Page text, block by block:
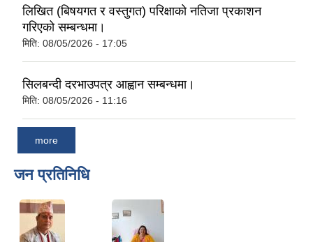
लिखित (बिषयगत र वस्तुगत) परिक्षाको नतिजा प्रकाशन
गरिएको सम्बन्धमा।
मिति: 08/05/2026 - 17:05
सिलबन्दी दरभाउपत्र आह्वान सम्बन्धमा।
मिति: 08/05/2026 - 11:16
more
जन प्रतिनिधि